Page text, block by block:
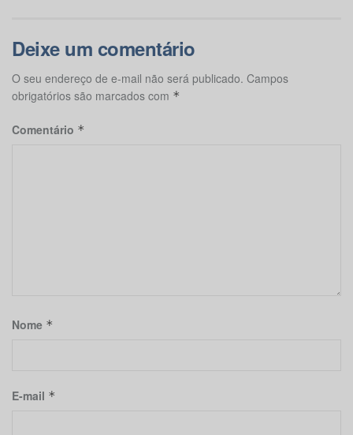
Deixe um comentário
O seu endereço de e-mail não será publicado. Campos
obrigatórios são marcados com *
Comentário *
Nome *
E-mail *